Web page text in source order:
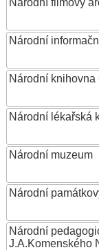
Národní filmový
Národní
Národní
Národní lékařská
Národní muzeum
Národní
Národní
J.A.Komenského